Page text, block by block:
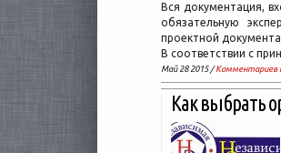
Вся документация,
обязательную
проектной
В соответствии с
Май 28 2015 /Комментариев
Как выбрать